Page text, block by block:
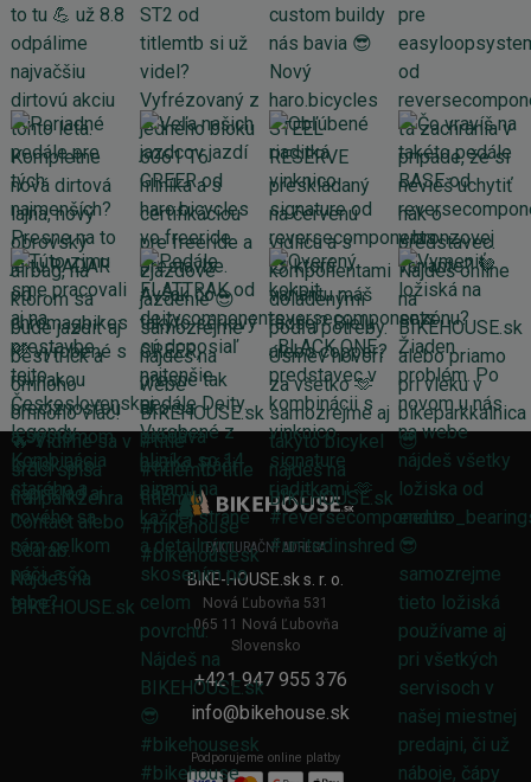
FAKTURAČNÍ ADRESA
BIKE-HOUSE.sk s. r. o.
Nová Ľubovňa 531
065 11 Nová Ľubovňa
Slovensko
+421 947 955 376
info@bikehouse.sk
Podporujeme online platby